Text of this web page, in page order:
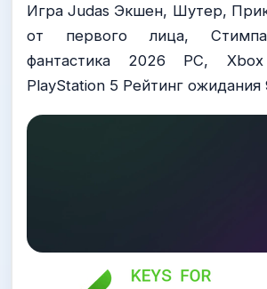
Игра Judas Экшен, Шутер,
от первого лица,
фантастика 2026 PC,
PlayStation 5 Рейтинг ожидания